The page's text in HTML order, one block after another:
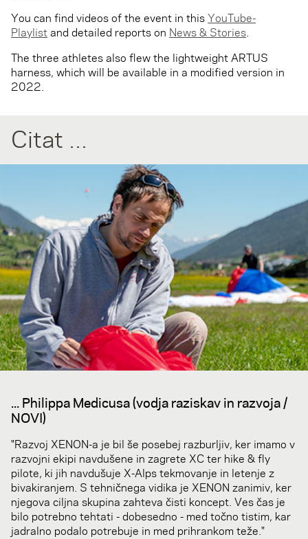
You can find videos of the event in thisYouTube-
Playlistand detailed reports on News & Stories
The three athletes also flew the lightweight ARTUS
harness, which will be available in a modified version in
2022.
Citat ...
... Philippa Medicusa (vodja raziskav in razvoja /
NOVI)
"Razvoj XENON-a je bil še posebej razburljiv, ker imamo v
razvojni ekipi navdušene in zagrete XC ter hike & fly
pilote, ki jih navdušuje X-Alps tekmovanje in letenje z
bivakiranjem. S tehničnega vidika je XENON zanimiv, ker
njegova ciljna skupina zahteva čisti koncept. Ves čas je
bilo potrebno tehtati - dobesedno - med točno tistim, kar
jadralno podalo potrebuje in med prihrankom teže."